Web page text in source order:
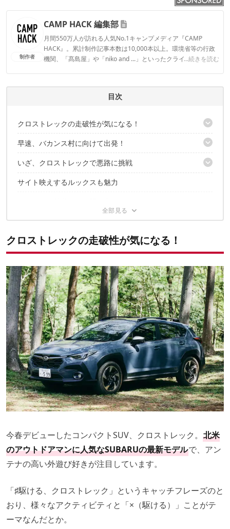
制作者
CAMP HACK 編集部
月間550万人が訪れる人気No.1キャンプメディア『CAMP
HACK』。累計制作記事本数は10,000本以上。環境省等の行政
機関、「髙島屋」や「niko and ...」といったクライアントとの
...続きを読む
CAMP HACK 編集部のプロフィール
目次
クロストレックの走破性が気になる！
3つの難所をクリアして、丘上のサイトを目指せ
早速、バカンス村に向けて出発！
バカンス村に到着！コースをチェック
いざ、クロストレックで悪路に挑戦
【難所1】スタックしそうな、やわらかい砂利道
【難所3】急勾配なダートの坂道
サイト映えするルックスも魅力
クロストレックの走破性が気になる！
今春デビューしたコンパクトSUV、クロストレック。 北米
のアウトドアマンに人気なSUBARUの最新モデルで、アン
テナの高い外遊び好きが注目しています。
「♯駆ける、クロストレック」というキャッチフレーズのと
おり、様々なアクティビティと「×（駆ける）」ことがテ
ーマなんだとか。